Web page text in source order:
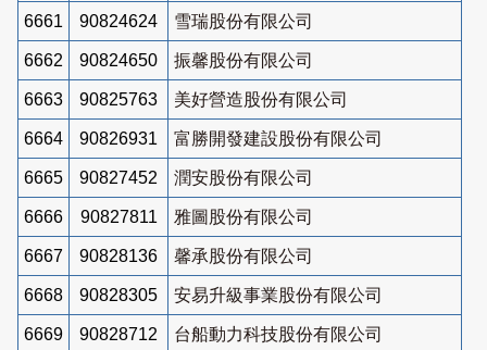
6661 90824624 雪瑞股份有限公司
6662 90824650 振馨股份有限公司
6663 90825763 美好營造股份有限公司
6664 90826931 富勝開發建設股份有限公司
6665 90827452 潤安股份有限公司
6666 90827811 雅圖股份有限公司
6667 90828136 馨承股份有限公司
6668 90828305 安易升級事業股份有限公司
6669 90828712 台船動力科技股份有限公司